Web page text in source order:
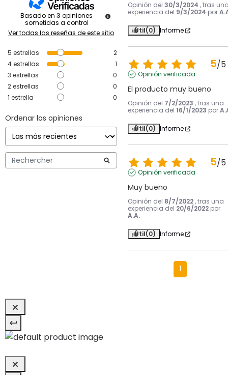
Basado en 3 opiniones
sometidas a control
Ver todas las reseñas de este sitio
5 estrellas
2
4estrellas
1
3 estrellas
0
2estrellas
0
1 estrella 0
Ordenar las opiniones
Opinión del 30/3/2024 , tras
experiencia del 9/3/2024 por
Útil(0) Informe
5/5
Opinión verificada
El producto muy bueno
Opinión del 7/2/2023 , tras una
experiencia del 16/1/2023 por
Útil(0) Informe
5/5
Opinión verificada
Muy bueno
Opinión del 8/7/2022 , tras una
experiencia del 20/6/2022 por
A.A.
Útil(0) Informe
1